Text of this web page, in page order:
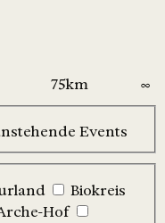
Events
Biokreis
Hof